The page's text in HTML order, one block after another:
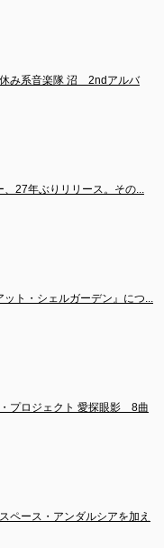
み系音楽隊 沼　2ndアルバ
、27年ぶりリリース。その...
ット・シェルガーデン』につ...
プロジェクト 愛探眼影　8曲
ペース・アンダルシアを加え